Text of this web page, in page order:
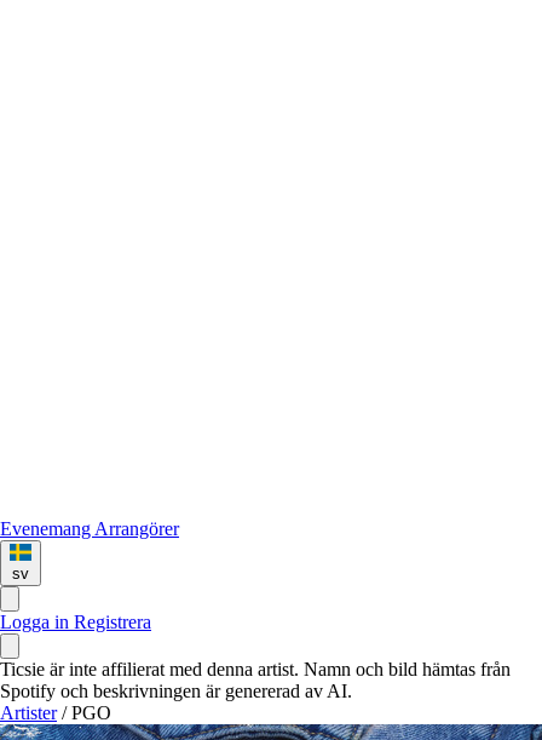
Evenemang Arrangörer
sv
Logga in Registrera
Ticsie är inte affilierat med denna artist. Namn och bild hämtas från
Spotify och beskrivningen är genererad av AI.
Artister / PGO